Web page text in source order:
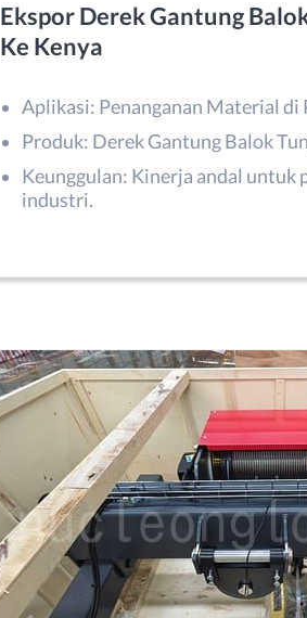
Ekspor Derek Gantung
Ke Kenya
Aplikasi: Penanganan Material di
Produk: Derek Gantung Balok
Keunggulan: Kinerja andal untuk
industri.